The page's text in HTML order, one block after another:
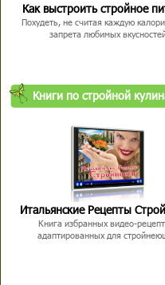
Как выстроить стройное
Похудеть, не считая каждую
запрета любимых
Книги по стройной
Итальянские Рецепты
Книга избранных видео-
адаптированных для